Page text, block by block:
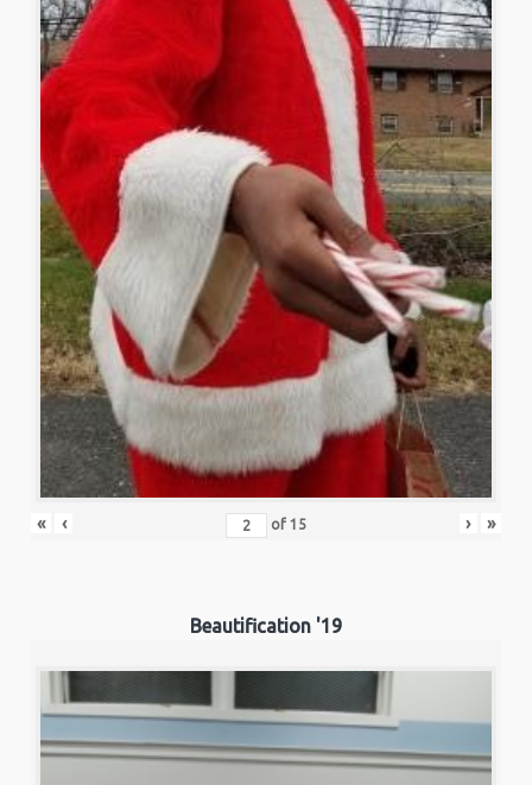
« ‹ of 15 › »
Beautification '19